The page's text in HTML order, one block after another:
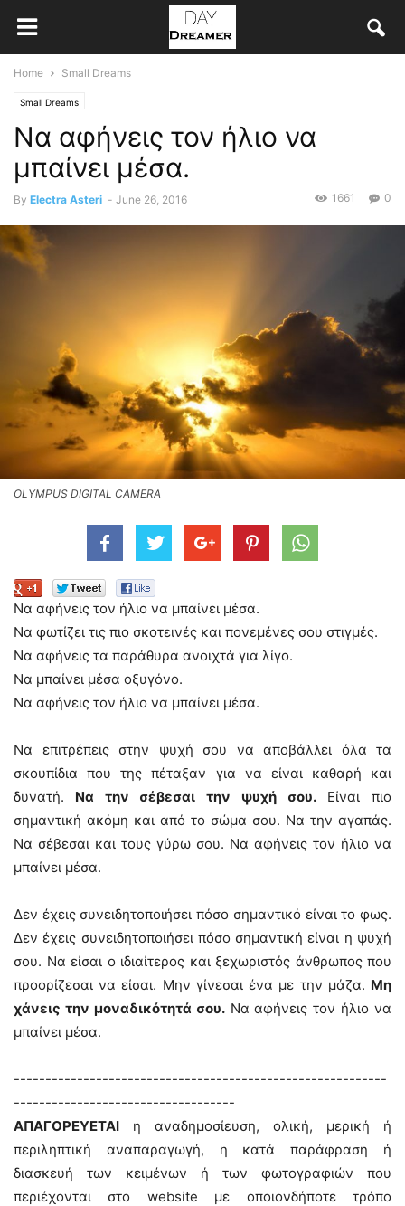
Home Small Dreams
Small Dreams
Να αφήνεις τον ήλιο να
μπαίνει μέσα.
By Electra Asteri - June 26, 2016 0
1661
OLYMPUS DIGITAL CAMERA
Να αφήνεις τον ήλιο να μπαίνει μέσα.
Να φωτίζει τις πιο σκοτεινές και πονεμένες σου στιγμές.
Να αφήνεις τα παράθυρα ανοιχτά για λίγο.
Να μπαίνει μέσα οξυγόνο.
Να αφήνεις τον ήλιο να μπαίνει μέσα.
Να επιτρέπεις στην ψυχή σου να αποβάλλει όλα τα
σκουπίδια που της πέταξαν για να είναι καθαρή και
δυνατή. Να την σέβεσαι την ψυχή σου.Είναι πιο
σημαντική ακόμη και από το σώμα σου. Να την αγαπάς.
Να σέβεσαι και τους γύρω σου. Να αφήνεις τον ήλιο να
μπαίνει μέσα.
Δεν έχεις συνειδητοποιήσει πόσο σημαντικό είναι το φως.
Δεν έχεις συνειδητοποιήσει πόσο σημαντική είναι η ψυχή
σου. Να είσαι ο ιδιαίτερος και ξεχωριστός άνθρωπος που
προορίζεσαι να είσαι. Μην γίνεσαι ένα με την μάζα. Μη
χάνεις την μοναδικότητά σου.Να αφήνεις τον ήλιο να
μπαίνει μέσα.
-----------------------------------------------------------
-----------------------------------
ΑΠΑΓΟΡΕΥΕΤΑΙ η αναδημοσίευση, ολική, μερική ή
περιληπτική αναπαραγωγή, η κατά παράφραση ή
διασκευή των κειμένων ή των φωτογραφιών που
περιέχονται στο website με οποιονδήποτε τρόπο